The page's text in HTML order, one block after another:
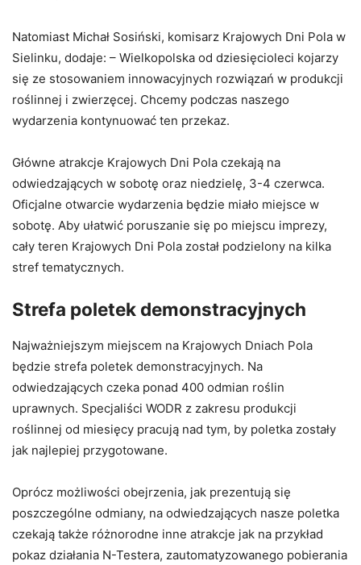
Natomiast Michał Sosiński, komisarz Krajowych Dni Pola w
Sielinku, dodaje: – Wielkopolska od dziesięcioleci kojarzy
się ze stosowaniem innowacyjnych rozwiązań w produkcji
roślinnej i zwierzęcej. Chcemy podczas naszego
wydarzenia kontynuować ten przekaz.
Główne atrakcje Krajowych Dni Pola czekają na
odwiedzających w sobotę oraz niedzielę, 3-4 czerwca.
Oficjalne otwarcie wydarzenia będzie miało miejsce w
sobotę. Aby ułatwić poruszanie się po miejscu imprezy,
cały teren Krajowych Dni Pola został podzielony na kilka
stref tematycznych.
Strefa poletek demonstracyjnych
Najważniejszym miejscem na Krajowych Dniach Pola
będzie strefa poletek demonstracyjnych. Na
odwiedzających czeka ponad 400 odmian roślin
uprawnych. Specjaliści WODR z zakresu produkcji
roślinnej od miesięcy pracują nad tym, by poletka zostały
jak najlepiej przygotowane.
Oprócz możliwości obejrzenia, jak prezentują się
poszczególne odmiany, na odwiedzających nasze poletka
czekają także różnorodne inne atrakcje jak na przykład
pokaz działania N-Testera, zautomatyzowanego pobierania